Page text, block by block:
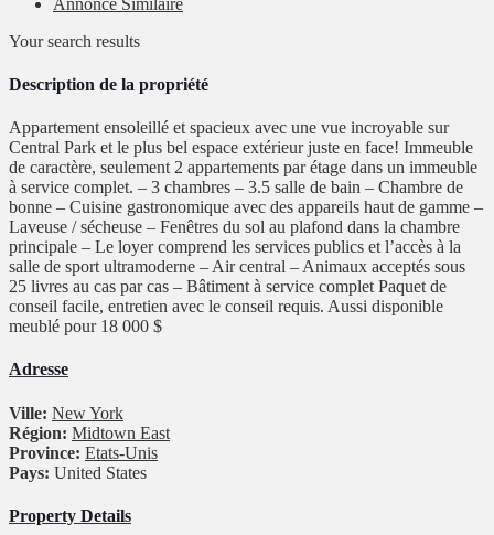
Your search results
Description de la propriété
Appartement ensoleillé et spacieux avec une vue incroyable sur
Central Park et le plus bel espace extérieur juste en face! Immeuble
de caractère, seulement 2 appartements par étage dans un immeuble
à service complet. – 3 chambres – 3.5 salle de bain – Chambre de
bonne – Cuisine gastronomique avec des appareils haut de gamme –
Laveuse / sécheuse – Fenêtres du sol au plafond dans la chambre
principale – Le loyer comprend les services publics et l’accès à la
salle de sport ultramoderne – Air central – Animaux acceptés sous
25 livres au cas par cas – Bâtiment à service complet Paquet de
conseil facile, entretien avec le conseil requis. Aussi disponible
meublé pour 18 000 $
Adresse
Ville: New York
Région: Midtown East
Province: Etats-Unis
Pays: United States
Property Details